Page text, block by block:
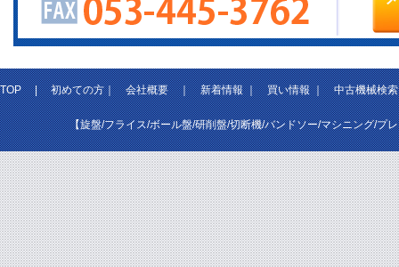
TOP|初めての方｜会社概要｜新着情報｜買い情報｜中古機械検索
【旋盤/フライス/ボール盤/研削盤/切断機/バンドソー/マシニング/プ